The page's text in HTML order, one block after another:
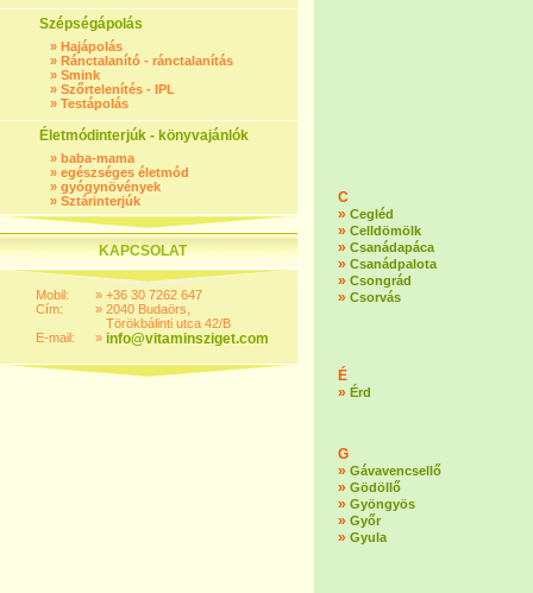
Szépségápolás
» Hajápolás
» Ránctalanító - ránctalanítás
» Smink
» Szőrtelenítés - IPL
» Testápolás
Életmódinterjúk - könyvajánlók
» baba-mama
» egészséges életmód
» gyógynövények
» Sztárinterjúk
KAPCSOLAT
Mobil:
Cím:
E-mail:
»
»
»
+36 30 7262 647
2040 Budaörs,
Törökbálinti utca 42/B
info@vitaminsziget.com
C
» Cegléd
» Celldömölk
» Csanádapáca
» Csanádpalota
» Csongrád
» Csorvás
É
» Érd
G
» Gávavencsellő
» Gödöllő
» Gyöngyös
» Győr
» Gyula